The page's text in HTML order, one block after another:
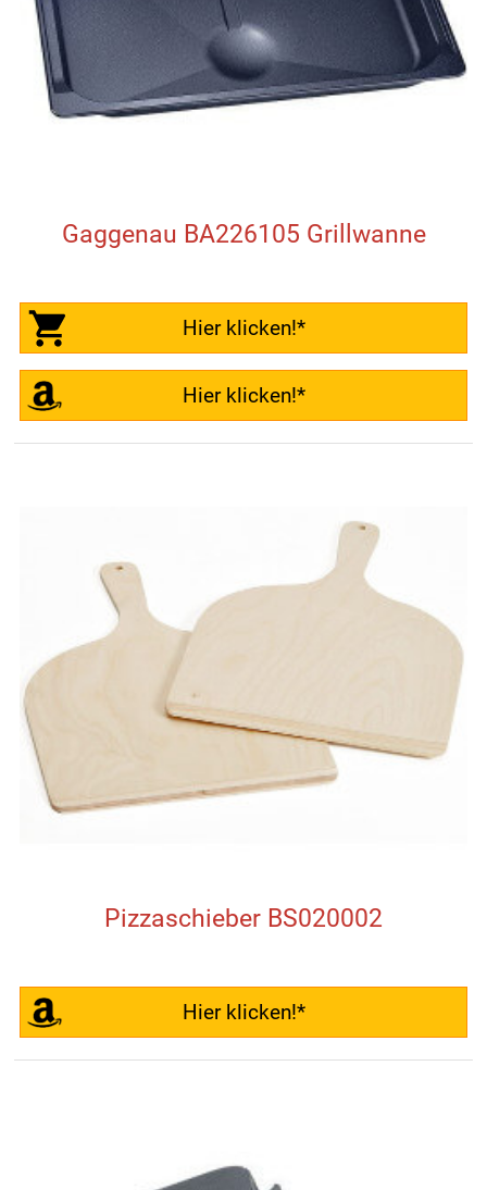
Gaggenau BA226105 Grillwanne
Hier klicken!*
Hier klicken!*
Pizzaschieber BS020002
Hier klicken!*